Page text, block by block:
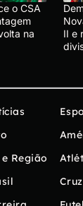
o CSA
na
II e
Região